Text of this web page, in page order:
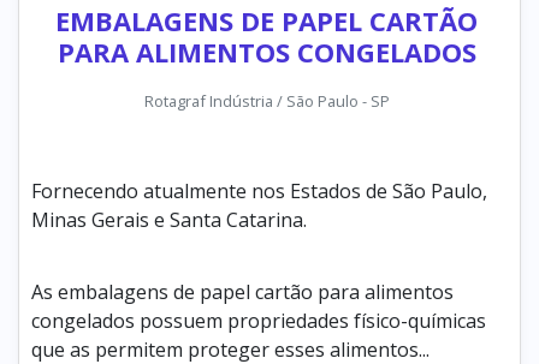
EMBALAGENS DE PAPEL CARTÃO
PARA ALIMENTOS CONGELADOS
Rotagraf Indústria / São Paulo - SP
Fornecendo atualmente nos Estados de São Paulo,
Minas Gerais e Santa Catarina.
As embalagens de papel cartão para alimentos
congelados possuem propriedades físico-químicas
que as permitem proteger esses alimentos...